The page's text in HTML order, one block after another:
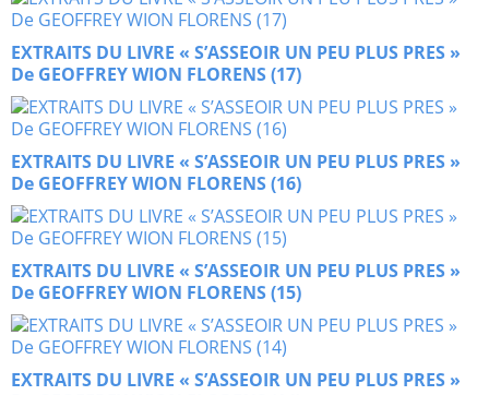
EXTRAITS DU LIVRE « S’ASSEOIR UN PEU PLUS PRES »
De GEOFFREY WION FLORENS (17)
EXTRAITS DU LIVRE « S’ASSEOIR UN PEU PLUS PRES »
De GEOFFREY WION FLORENS (16)
EXTRAITS DU LIVRE « S’ASSEOIR UN PEU PLUS PRES »
De GEOFFREY WION FLORENS (15)
EXTRAITS DU LIVRE « S’ASSEOIR UN PEU PLUS PRES »